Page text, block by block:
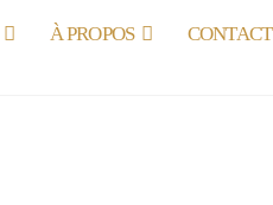
À PROPOS CONTACT